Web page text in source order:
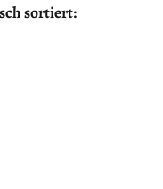
sortiert: